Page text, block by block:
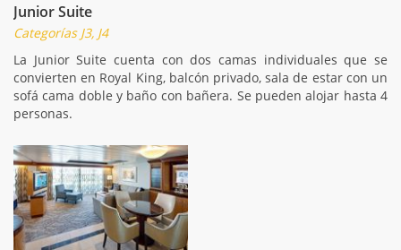
Junior Suite
Categorías J3, J4
La Junior Suite cuenta con dos camas individuales que se
convierten en Royal King, balcón privado, sala de estar con un
sofá cama doble y baño con bañera. Se pueden alojar hasta 4
personas.